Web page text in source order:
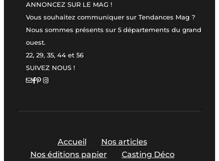
ANNONCEZ SUR LE MAG !
Vous souhaitez communiquer sur Tendances Mag ?
Nous sommes présents sur 5 départements du grand
ouest.
22, 29, 35, 44 et 56
SUIVEZ NOUS !
Accueil
Nos articles
Nos éditions papier
Casting Déco